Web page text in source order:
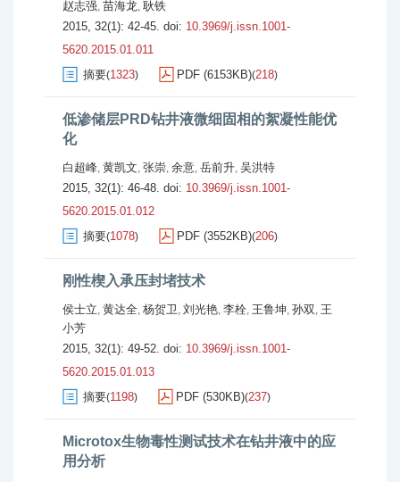
赵志强, 苗海龙, 耿铁
2015, 32(1): 42-45. doi: 10.3969/j.issn.1001-
5620.2015.01.011
摘要(1323) PDF (6153KB)(218)
低渗储层PRD钻井液微细固相的絮凝性能优
化
白超峰, 黄凯文, 张崇, 余意, 岳前升, 吴洪特
2015, 32(1): 46-48. doi: 10.3969/j.issn.1001-
5620.2015.01.012
摘要(1078) PDF (3552KB)(206)
刚性楔入承压封堵技术
侯士立, 黄达全, 杨贺卫, 刘光艳, 李栓, 王鲁坤, 孙双, 王
小芳
2015, 32(1): 49-52. doi: 10.3969/j.issn.1001-
5620.2015.01.013
摘要(1198) PDF (530KB)(237)
Microtox生物毒性测试技术在钻井液中的应
用分析